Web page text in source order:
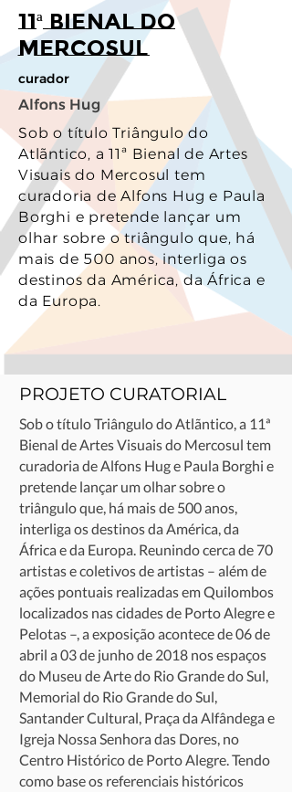
11ª Bienal do
Mercosul
curador
Alfons Hug
Sob o título Triângulo do
Atlãntico, a 11ª Bienal de Artes
Visuais do Mercosul tem
curadoria de Alfons Hug e Paula
Borghi e pretende lançar um
olhar sobre o triângulo que, há
mais de 500 anos, interliga os
destinos da América, da África e
da Europa.
PROJETO CURATORIAL
Sob o título Triângulo do Atlãntico, a 11ª
Bienal de Artes Visuais do Mercosul tem
curadoria de Alfons Hug e Paula Borghi e
pretende lançar um olhar sobre o
triângulo que, há mais de 500 anos,
interliga os destinos da América, da
África e da Europa. Reunindo cerca de 70
artistas e coletivos de artistas – além de
ações pontuais realizadas em Quilombos
localizados nas cidades de Porto Alegre e
Pelotas –, a exposição acontece de 06 de
abril a 03 de junho de 2018 nos espaços
do Museu de Arte do Rio Grande do Sul,
Memorial do Rio Grande do Sul,
Santander Cultural, Praça da Alfândega e
Igreja Nossa Senhora das Dores, no
Centro Histórico de Porto Alegre. Tendo
como base os referenciais históricos